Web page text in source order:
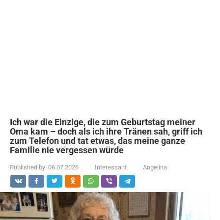
Ich war die Einzige, die zum Geburtstag meiner
Oma kam – doch als ich ihre Tränen sah, griff ich
zum Telefon und tat etwas, das meine ganze
Familie nie vergessen würde
Published by: 06.07.2026 Interessant Angelina